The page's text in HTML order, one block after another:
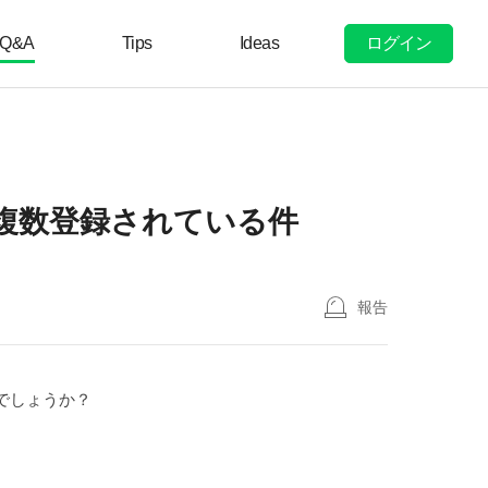
Q&A Tips Ideas ログイン
数登録されている件
報告
しょうか？